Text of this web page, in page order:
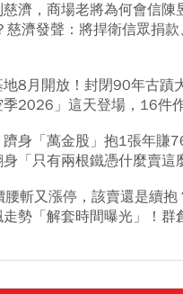
濟，商場老將為何會信陳
慈濟發聲：將捍衛信眾捐款
8月開放！封閉90年古蹟
2026」這天登場，16件
躋身「萬金股」抱1張年賺
「只有兩根鐵憑什麼賣這
斬又漲停，該賣還是續抱
勢「解套時間曝光」！群